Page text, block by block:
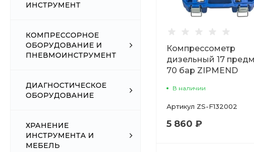
ИНСТРУМЕНТ
КОМПРЕССОРНОЕ
ОБОРУДОВАНИЕ И
ПНЕВМОИНСТРУМЕНТ
ДИАГНОСТИЧЕСКОЕ
ОБОРУДОВАНИЕ
ХРАНЕНИЕ
ИНСТРУМЕНТА И
МЕБЕЛЬ
Компрессометр
дизельный 17
70 бар ZIPMEND
В наличии
Артикул ZS-F132002
5 860 ₽